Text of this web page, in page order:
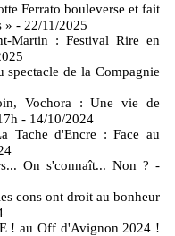
Ferrato bouleverse et fait
» - 22/11/2025
Martin : Festival Rire en
spectacle de la Compagnie
Vochora : Une vie de
- 14/10/2024
Tache d'Encre : Face au
On s'connaît... Non ? -
cons ont droit au bonheur
! au Off d'Avignon 2024 !